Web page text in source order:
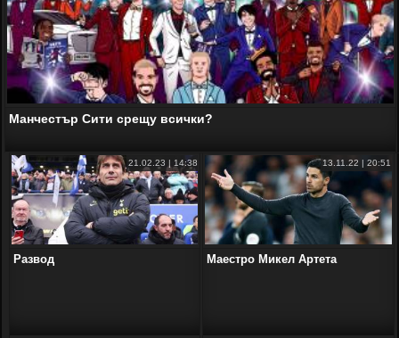
Манчестър Сити срещу всички?
21.02.23 | 14:38
Развод
13.11.22 | 20:51
Маестро Микел Артета